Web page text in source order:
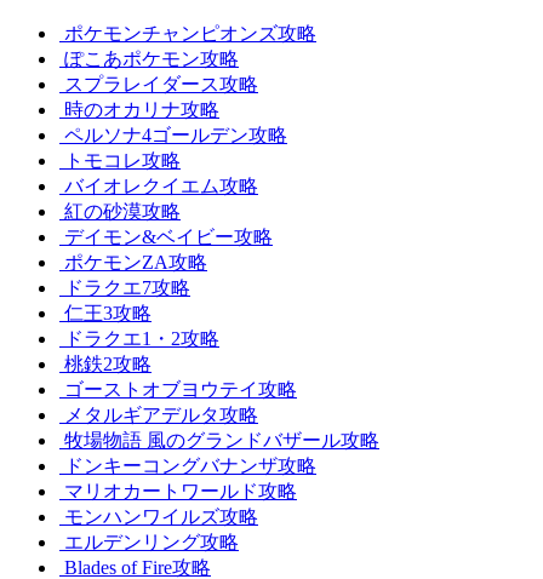
ポケモンチャンピオンズ攻略
ぽこあポケモン攻略
スプラレイダース攻略
時のオカリナ攻略
ペルソナ4ゴールデン攻略
トモコレ攻略
バイオレクイエム攻略
紅の砂漠攻略
デイモン&ベイビー攻略
ポケモンZA攻略
ドラクエ7攻略
仁王3攻略
ドラクエ1・2攻略
桃鉄2攻略
ゴーストオブヨウテイ攻略
メタルギアデルタ攻略
牧場物語 風のグランドバザール攻略
ドンキーコングバナンザ攻略
マリオカートワールド攻略
モンハンワイルズ攻略
エルデンリング攻略
Blades of Fire攻略